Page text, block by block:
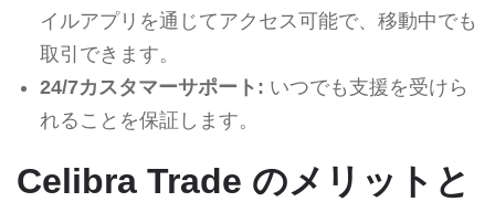
イルアプリを通じてアクセス可能で、移動中でも
取引できます。
24/7カスタマーサポート: いつでも支援を受けら
れることを保証します。
Celibra Trade のメリットと